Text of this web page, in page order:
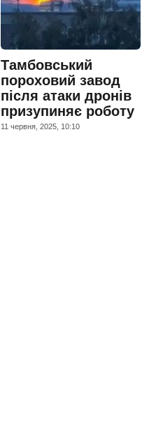
Тамбовський
пороховий завод
після атаки дронів
призупиняє роботу
11 червня, 2025, 10:10